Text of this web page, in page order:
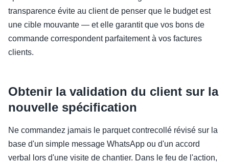
transparence évite au client de penser que le budget est
une cible mouvante — et elle garantit que vos bons de
commande correspondent parfaitement à vos factures
clients.
Obtenir la validation du client sur la
nouvelle spécification
Ne commandez jamais le parquet contrecollé révisé sur la
base d'un simple message WhatsApp ou d'un accord
verbal lors d'une visite de chantier. Dans le feu de l'action,